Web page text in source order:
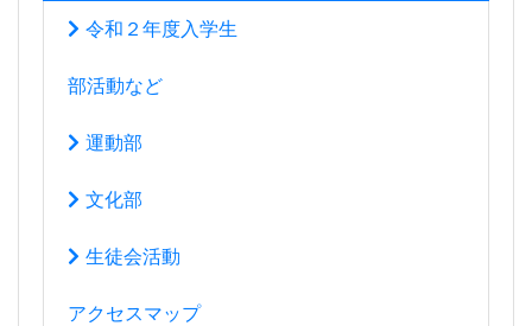
令和２年度入学生
部活動など
運動部
文化部
生徒会活動
アクセスマップ